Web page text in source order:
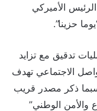
الأميركي
حزينا”.
تدقيق مع تزايد
الاجتماعي تهدف
ذكر مصدر قريب
والأمن الوطني”